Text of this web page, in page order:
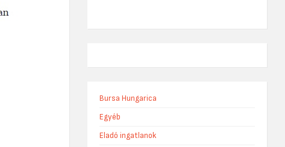
Bursa Hungarica
Egyéb
Eladó ingatlanok